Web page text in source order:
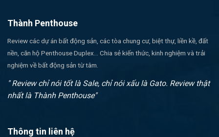
Thành Penthouse
Review các dự án bất động sản, các tòa chung cư, biệt thự, liền kề, đất
nền, căn hộ Penthouse Duplex... Chia sẻ kiến thức, kinh nghiệm và trải
nghiệm về bất động sản từ tâm.
" Review chỉ nói tốt là Sale, chỉ nói xấu là Gato. Review thật
nhất là Thành Penthouse"
Thông tin liên hệ